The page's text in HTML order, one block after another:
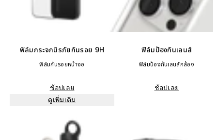
ฟิล์มกระจกนิรภัยกันรอย 9H
ฟิล์มกันรอยหน้าจอ
ช้อปเลย
ดูเพิ่มเติม
ฟิล์มป้องกันเลนส์
ฟิล์มป้องกันเลนส์กล้อง
ช้อปเลย